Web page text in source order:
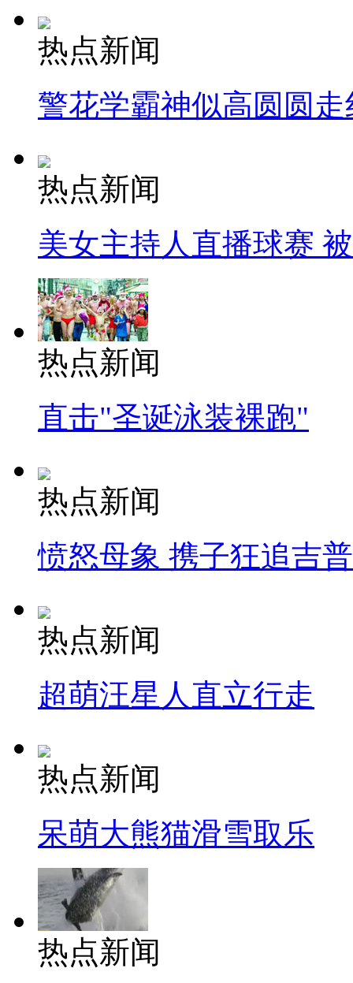
热点新闻
警花学霸神似高圆圆走
热点新闻
美女主持人直播球赛
热点新闻
直击"圣诞泳装裸跑"
热点新闻
愤怒母象 携子狂追吉
热点新闻
超萌汪星人直立行走
热点新闻
呆萌大熊猫滑雪取乐
热点新闻